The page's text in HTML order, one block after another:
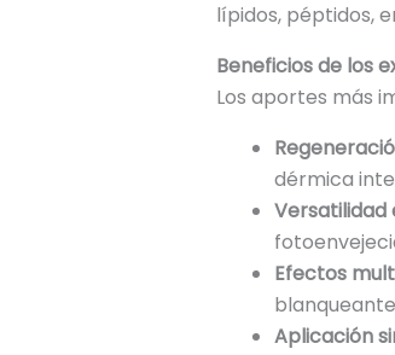
lípidos, péptidos,
Beneficios de los
Los aportes más
dérmica
Versatilidad
Efectos
Aplicación